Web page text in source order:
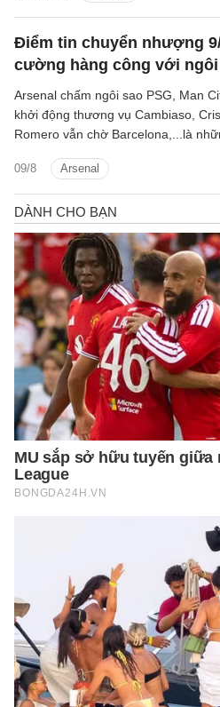
Điểm tin chuyển nhượng
cường hàng công với ngôi
09/8 Arsenal
Arsenal chấm ngôi sao PSG, Man
khởi động thương vụ Cambiaso,
Romero vẫn chờ Barcelona,...là
bóng đá sáng 9/8.